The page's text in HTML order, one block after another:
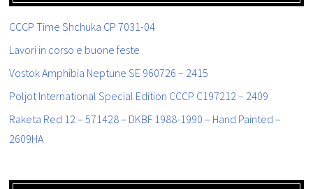
CCCP Time Shchuka CP 7031-04
Lavori in corso e buone feste
Vostok Amphibia Neptune SE 960726 – 2415
Poljot International Special Edition CCCP C197212 – 2409
Raketa Red 12 – 571428 – DKBF 1988-1990 – Hand Painted –
2609HA